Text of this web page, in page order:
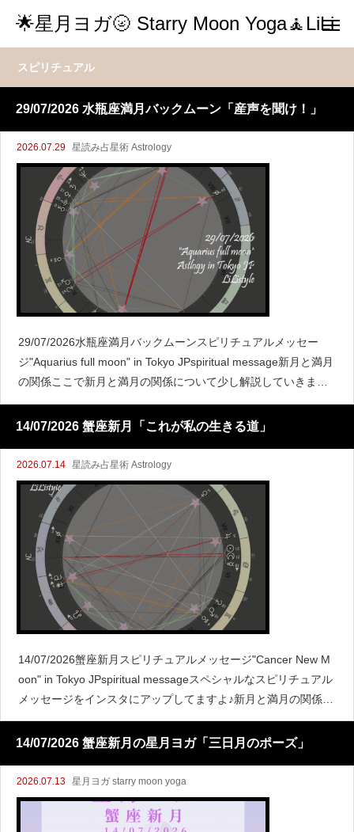
🌟星月ヨガ🌝 Starry Moon Yoga🧘LiLi
スピリチュアル
29/07/2026 水瓶座満月バックムーン「産声を聞け！」
2026.07.29 星読み占星術 Astrology
29/07/2026水瓶座満月バックムーンスピリチュアルメッセー
ジ"Aquarius full moon" in Tokyo JPspiritual message新月と満月
の関係ここで新月と満月の関係について少し解説していきます
ね。新
14/07/2026 蟹座新月「これが私の生きる道」
2026.07.14 星読み占星術 Astrology
14/07/2026蟹座新月スピリチュアルメッセージ"Cancer New M
oon" in Tokyo JPspiritual messageスペシャルなスピリチュアル
メッセージをインスタにアップしてますよ♪新月と満月の関係こ
こで
14/07/2026 蟹座新月の星月ヨガ「三日月のポーズ」
2026.07.13 星月ヨガ starry moon yoga